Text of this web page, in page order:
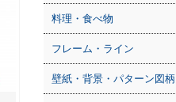
料理・食べ物
フレーム・ライン
壁紙・背景・パターン図柄